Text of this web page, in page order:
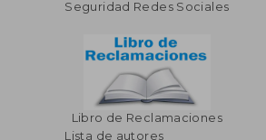
Seguridad Redes Sociales
Libro de Reclamaciones
Lista de autores